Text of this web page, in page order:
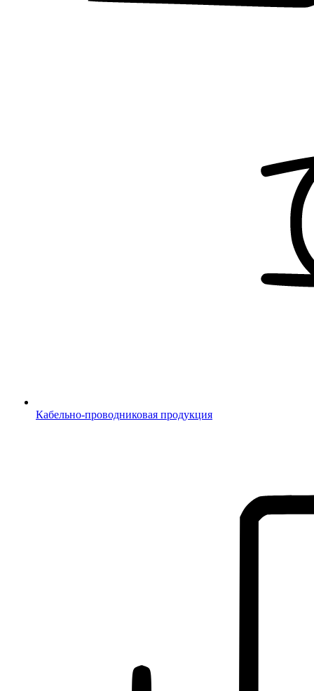
Кабельно-проводниковая продукция